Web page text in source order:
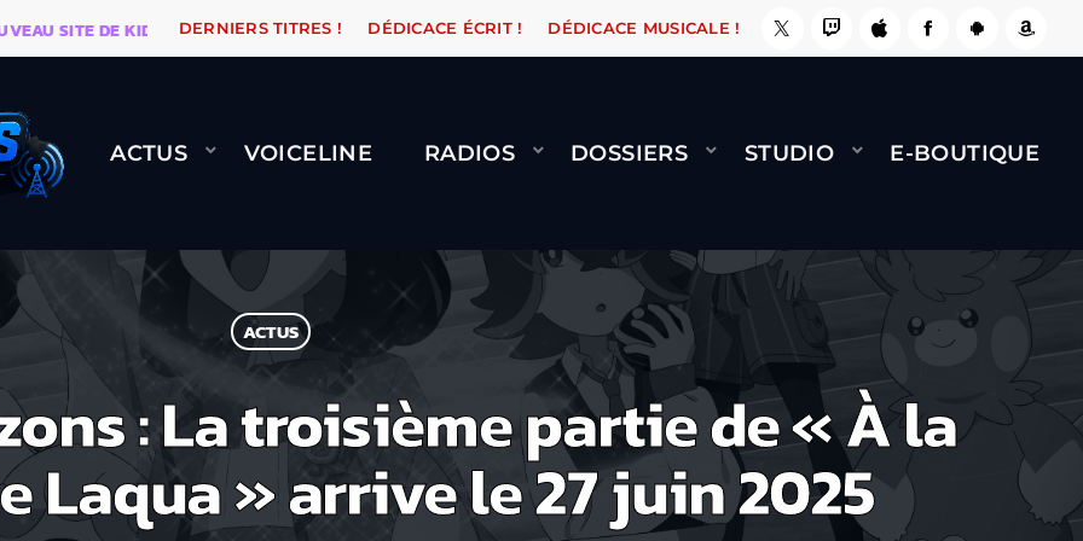
SITE DE KIDSUNE WARÉTRO ORANGE ROAD QUI PASSE, ÇA LE FAIT ! NAMI BERNARD MINET -
DERNIERS TITRES ! DÉDICACE ÉCRIT ! DÉDICACE MUSICALE !
ACTUS VOICELINE RADIOS DOSSIERS STUDIO E-BOUTIQUE
ACTUS
: La troisième partie de « À la
Laqua » arrive le 27 juin 2025